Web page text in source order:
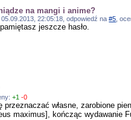
na mangi i anime?
22:05:18, odpowiedź na#5 ,
jeszcze hasło.
+1 -0
przeznaczać własne, zarobione
maximus], kończąc wydawanie